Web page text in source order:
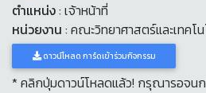
ตำแหน่ง: เจ้าหน้าที่
หน่วยงาน : คณะวิทยาศาสตร์และเทคโ
ดาวน์โหลด การ์ดเข้าร่วมกิจกรรม
* คลิกปุ่มดาวน์โหลดแล้ว! กรุณารอจน